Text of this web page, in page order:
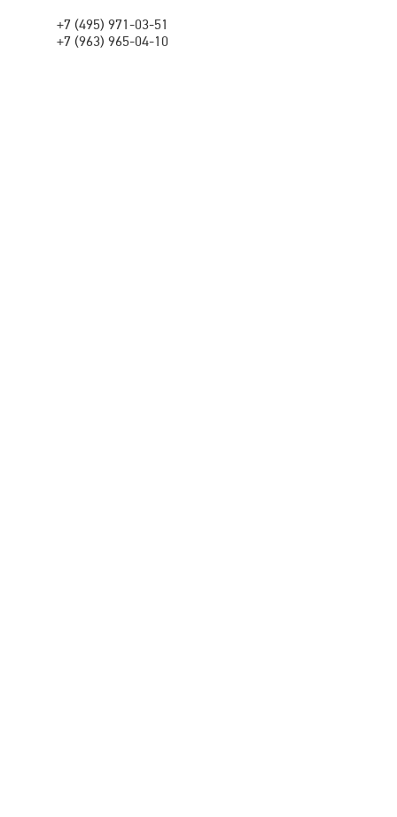
+7 (495) 971-03-51
+7 (963) 965-04-10